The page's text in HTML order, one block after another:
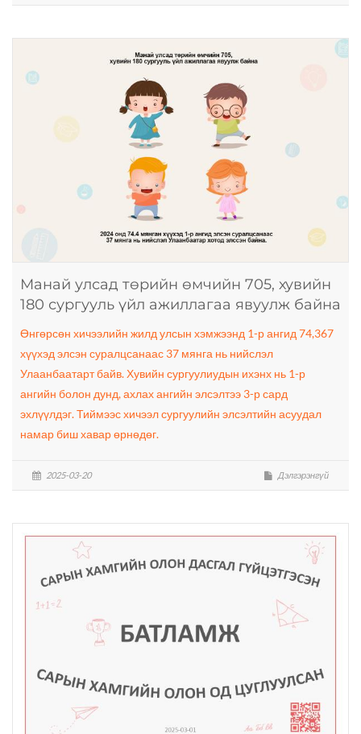
Манай улсад төрийн өмчийн 705, хувийн
180 сургууль үйл ажиллагаа явуулж байна
Өнгөрсөн хичээлийн жилд улсын хэмжээнд 1-р ангид 74,367
хүүхэд элсэн суралцсанаас 37 мянга нь нийслэл
Улаанбаатарт байв. Хувийн сургуулиудын ихэнх нь 1-р
ангийн болон дунд, ахлах ангийн элсэлтээ 3-р сард
эхлүүлдэг. Тиймээс хичээл сургуулийн элсэлтийн асуудал
намар биш хавар өрнөдөг.
2025-03-20 Дэлгэрэнгүй